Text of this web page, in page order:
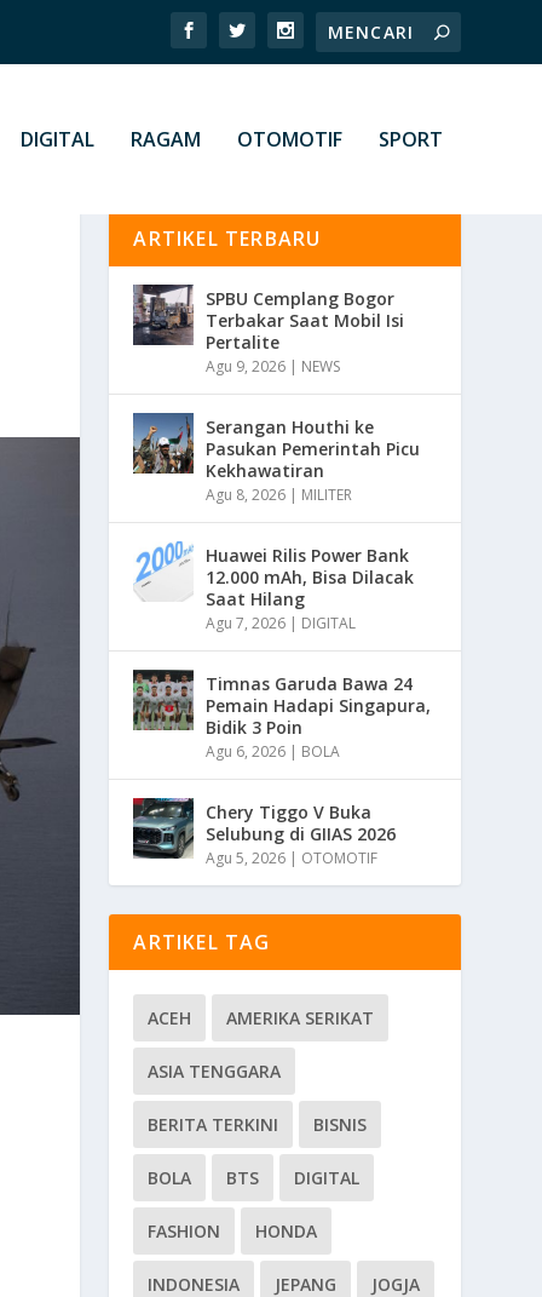
DIGITAL RAGAM OTOMOTIF SPORT
ARTIKEL TERBARU
SPBU Cemplang Bogor
Terbakar Saat Mobil Isi
Pertalite
Agu 9, 2026 | NEWS
Serangan Houthi ke
Pasukan Pemerintah Picu
Kekhawatiran
Agu 8, 2026 | MILITER
Huawei Rilis Power Bank
12.000 mAh, Bisa Dilacak
Saat Hilang
Agu 7, 2026 | DIGITAL
Timnas Garuda Bawa 24
Pemain Hadapi Singapura,
Bidik 3 Poin
Agu 6, 2026 | BOLA
Chery Tiggo V Buka
Selubung di GIIAS 2026
Agu 5, 2026 | OTOMOTIF
ARTIKEL TAG
ACEH AMERIKA SERIKAT
ASIA TENGGARA
BERITA TERKINI BISNIS
BOLA BTS DIGITAL
FASHION HONDA
INDONESIA JEPANG JOGJA